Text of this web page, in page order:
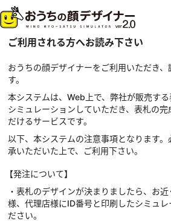
ご利用される方へお読み下さい
おうちの顔デザイナーをご利用いただき
す。
本システムは、Web上で、弊社が販売す
シミュレーションしていただき、表札の
だけるサービスです。
以下、本システムの注意事項となります
承いただいた上で、ご利用下さい。
【発注について】
・表札のデザインが決まりましたら、お
様、代理店様にID番号と印刷したシミュレ
ださい。